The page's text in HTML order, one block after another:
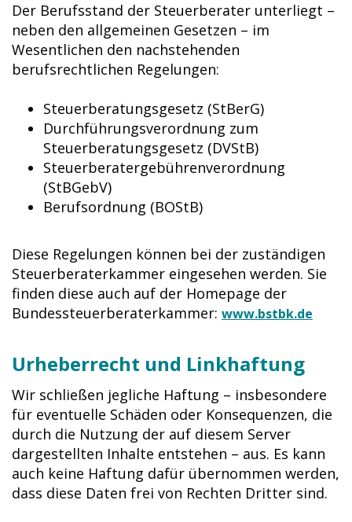
Der Berufsstand der Steuerberater unterliegt –
neben den allgemeinen Gesetzen – im
Wesentlichen den nachstehenden
berufsrechtlichen Regelungen:
Steuerberatungsgesetz (StBerG)
Durchführungsverordnung zum
Steuerberatungsgesetz (DVStB)
Steuerberatergebührenverordnung
(StBGebV)
Berufsordnung (BOStB)
Diese Regelungen können bei der zuständigen
Steuerberaterkammer eingesehen werden. Sie
finden diese auch auf der Homepage der
Bundessteuerberaterkammer: www.bstbk.de
Urheberrecht und Linkhaftung
Wir schließen jegliche Haftung – insbesondere
für eventuelle Schäden oder Konsequenzen, die
durch die Nutzung der auf diesem Server
dargestellten Inhalte entstehen – aus. Es kann
auch keine Haftung dafür übernommen werden,
dass diese Daten frei von Rechten Dritter sind.